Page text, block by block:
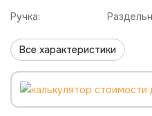
Ручка:
Все характеристики